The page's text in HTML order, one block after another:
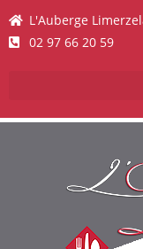
L'Auberge
02 97 66 20 59